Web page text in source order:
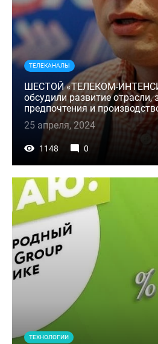
ТЕЛЕКАНАЛЫ
ШЕСТОЙ «ТЕЛЕКОМ-
обсудили развитие отрасли,
предпочтения и
25 апреля, 2024
1148 0
ТЕХНОЛОГИИ